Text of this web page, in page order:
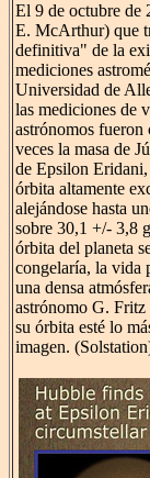
El 9 de octubre de
E. McArthur) que
definitiva" de la
mediciones
Universidad de
las mediciones de
astrónomos fueron
veces la masa de
de Epsilon
órbita altamente
alejándose hasta
sobre 30,1 +/- 3,8
órbita del planeta
congelaría, la vida
una densa
astrónomo G. Fritz
su órbita esté lo
imagen.